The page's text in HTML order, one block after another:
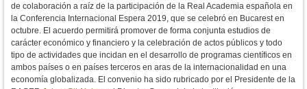
de colaboración a raíz de la participación de la Real Academia española en
la Conferencia Internacional Espera 2019, que se celebró en Bucarest en
octubre. El acuerdo permitirá promover de forma conjunta estudios de
carácter económico y financiero y la celebración de actos públicos y todo
tipo de actividades que incidan en el desarrollo de programas científicos en
ambos países o en países terceros en aras de la internacionalidad en una
economía globalizada. El convenio ha sido rubricado por el Presidente de la